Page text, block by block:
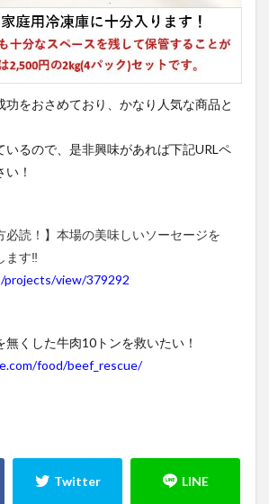
功をおさめており、かなり人気な商品と
いるので、是非興味があれば下記URLペ
！
必読！】本場の美味しいソーセージを
ます‼
view/379292
無くした牛肉10トンを救いたい！
food/beef_rescue/